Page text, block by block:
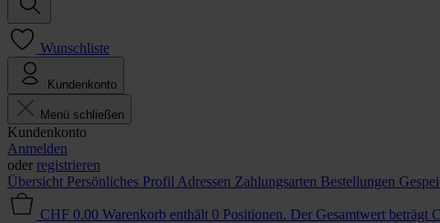
Wunschliste
Kundenkonto
Menü schließen
Kundenkonto
Anmelden
oder registrieren
Übersicht Persönliches Profil Adressen Zahlungsarten Bestellungen
CHF 0.00 Warenkorb enthält 0 Positionen. Der Gesamtwert beträgt